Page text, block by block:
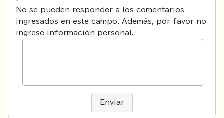
No se pueden responder a los comentarios
ingresados en este campo. Además, por favor no
ingrese información personal.
Enviar